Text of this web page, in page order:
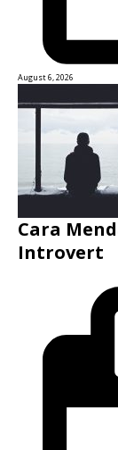
August 6, 2026
Cara
Introvert